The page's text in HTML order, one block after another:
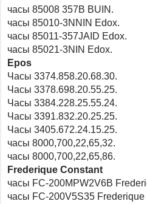
часы 85008 357В BUIN.
часы 85010-3NNIN Edox.
часы 85011-357JAID Edox.
часы 85021-3NIN Edox.
Epos
Часы 3374.858.20.68.30.
Часы 3378.698.20.55.25.
Часы 3384.228.25.55.24.
Часы 3391.832.20.25.25.
Часы 3405.672.24.15.25.
часы 8000,700,22,65,32.
часы 8000,700,22,65,86.
Frederique Constant
часы FC-200MPW2V6B
часы FC-200V5S35 Frederique